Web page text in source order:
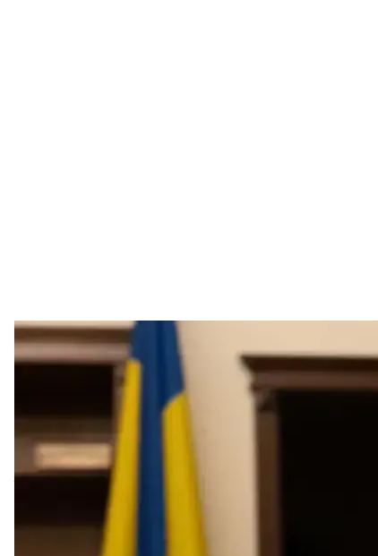
Бывший
За бывшего заместителя руководителя
15,7 млн гривен, внесли залог в размере 10 млн
Об этом hromadske подтвердили в Высшем
Меру пресечения в размере 10 млн гривен
быть внесены не позднее чем через пять
Также на подозреваемого возложены